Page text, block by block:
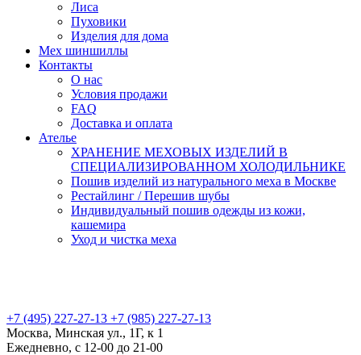
Лиса
Пуховики
Изделия для дома
Мех шиншиллы
Контакты
О нас
Условия продажи
FAQ
Доставка и оплата
Ателье
ХРАНЕНИЕ МЕХОВЫХ ИЗДЕЛИЙ В
СПЕЦИАЛИЗИРОВАННОМ ХОЛОДИЛЬНИКЕ
Пошив изделий из натурального меха в Москве
Рестайлинг / Перешив шубы
Индивидуальный пошив одежды из кожи,
кашемира
Уход и чистка меха
+7 (495) 227-27-13 +7 (985) 227-27-13
Москва, Минская ул., 1Г, к 1
Ежедневно, с 12-00 до 21-00